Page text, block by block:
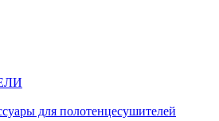
для полотенцесушителей